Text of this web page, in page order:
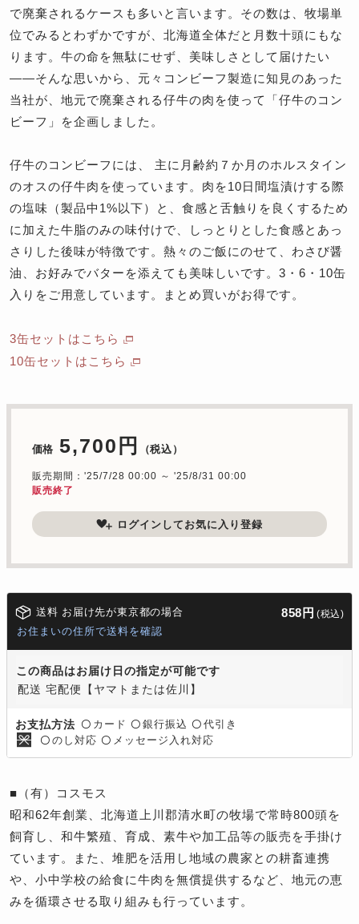
で廃棄されるケースも多いと言います。その数は、牧場単
位でみるとわずかですが、北海道全体だと月数十頭にもな
ります。牛の命を無駄にせず、美味しさとして届けたい
——そんな思いから、元々コンビーフ製造に知見のあった
当社が、地元で廃棄される仔牛の肉を使って「仔牛のコン
ビーフ」を企画しました。
仔牛のコンビーフには、 主に月齢約７か月のホルスタイン
のオスの仔牛肉を使っています。肉を10日間塩漬けする際
の塩味（製品中1%以下）と、食感と舌触りを良くするため
に加えた牛脂のみの味付けで、しっとりとした食感とあっ
さりした後味が特徴です。熱々のご飯にのせて、わさび醤
油、お好みでバターを添えても美味しいです。3・6・10缶
入りをご用意しています。まとめ買いがお得です。
3缶セットはこちら
10缶セットはこちら
価格 5,700円 （税込）
販売期間：'25/7/28 00:00 ～ '25/8/31 00:00
販売終了
ログインしてお気に入り登録
送料 お届け先が東京都の場合 858円 (税込)
お住まいの住所で送料を確認
この商品はお届け日の指定が可能です
配送 宅配便【ヤマトまたは佐川】
お支払方法 〇 カード 〇 銀行振込 〇 代引き
〇 のし対応 〇 メッセージ入れ対応
■（有）コスモス
昭和62年創業、北海道上川郡清水町の牧場で常時800頭を
飼育し、和牛繁殖、育成、素牛や加工品等の販売を手掛け
ています。また、堆肥を活用し地域の農家との耕畜連携
や、小中学校の給食に牛肉を無償提供するなど、地元の恵
みを循環させる取り組みも行っています。